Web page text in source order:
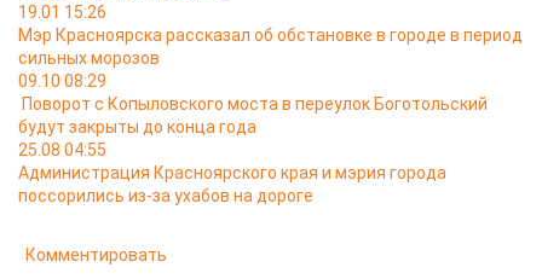
19.01 15:26
Мэр Красноярска рассказал об обстановке в городе в период
сильных морозов
09.10 08:29
Поворот с Копыловского моста в переулок Боготольский
будут закрыты до конца года
25.08 04:55
Администрация Красноярского края и мэрия города
поссорились из-за ухабов на дороге
Комментировать